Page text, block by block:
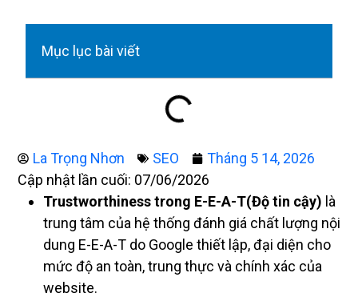
Mục lục bài viết
La Trọng Nhơn SEO
Tháng 5 14, 2026
Cập nhật lần cuối: 07/06/2026
Trustworthiness trong E-E-A-T(Độ tin cậy) là
trung tâm của hệ thống đánh giá chất lượng nội
dung E-E-A-T do Google thiết lập, đại diện cho
mức độ an toàn, trung thực và chính xác của
website.